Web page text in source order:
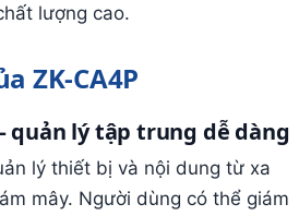
lượng cao.
ZK-CA4P
quản lý tập trung dễ dàng
lý thiết bị và nội dung từ xa
mây. Người dùng có thể giám